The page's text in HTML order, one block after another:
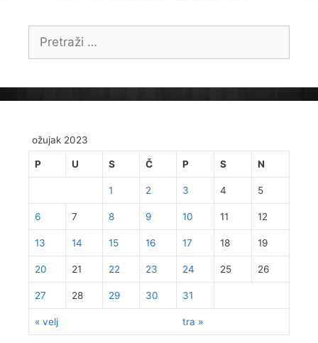
Pretraži:
ožujak 2023
P U S Č P S N
« velj tra »
1 2 3 4 5
6 7 8 9 10 11 12
13 14 15 16 17 18 19
20 21 22 23 24 25 26
27 28 29 30 31